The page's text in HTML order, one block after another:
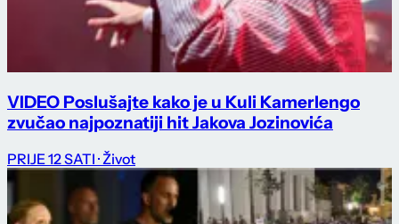
VIDEO Poslušajte kako je u Kuli Kamerlengo
zvučao najpoznatiji hit Jakova Jozinovića
PRIJE 12 SATI · Život